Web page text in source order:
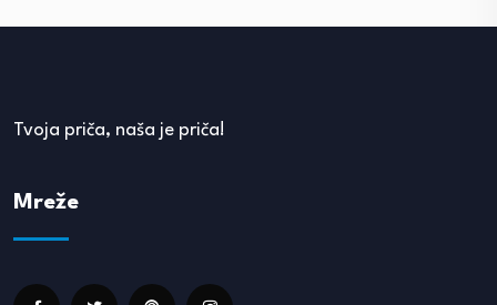
Tvoja priča, naša je priča!
Mreže